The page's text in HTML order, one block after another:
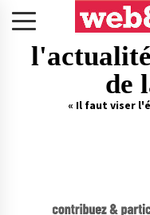
de
« Il faut viser